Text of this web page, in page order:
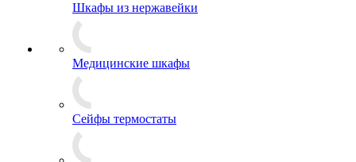
Шкафы из нержавейки
Медицинские шкафы
Сейфы термостаты